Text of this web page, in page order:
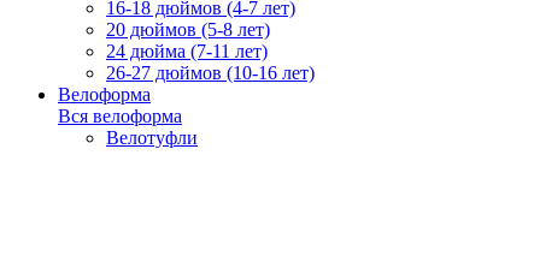
16-18 дюймов (4-7 лет)
20 дюймов (5-8 лет)
24 дюйма (7-11 лет)
26-27 дюймов (10-16 лет)
Велоформа
Вся велоформа
Велотуфли